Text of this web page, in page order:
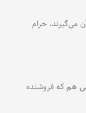
آن می‌گیرند، حرام
هم که فروشنده